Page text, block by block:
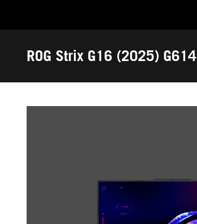
Accessibility links
ROG Strix G16 (2025) G614
Gallery